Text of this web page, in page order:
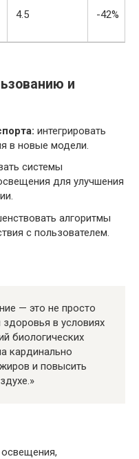
4.5 -42%
и
интегрировать
в новые модели.
системы
для улучшения
алгоритмы
с пользователем.
— это не просто
в условиях
биологических
кардинально
и повысить